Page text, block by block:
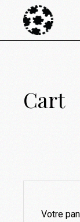
Cart
Votre